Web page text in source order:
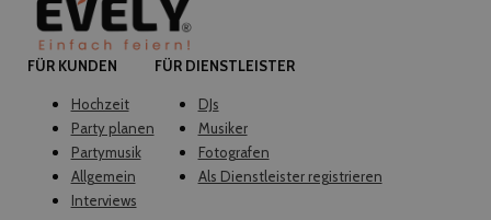
FÜR KUNDEN
Hochzeit
Party planen
Partymusik
Allgemein
Interviews
FÜR DIENSTLEISTER
DJs
Musiker
Fotografen
Als Dienstleister registrieren